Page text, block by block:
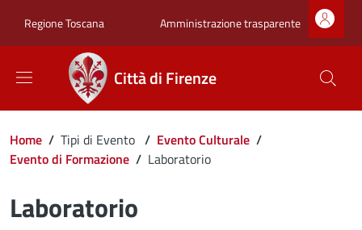
Regione Toscana Zona superiore
Amministrazione trasparente
Città di Firenze
Briciole di pane
Home / Tipi di Evento / Evento Culturale /
Evento di Formazione / Laboratorio
Laboratorio